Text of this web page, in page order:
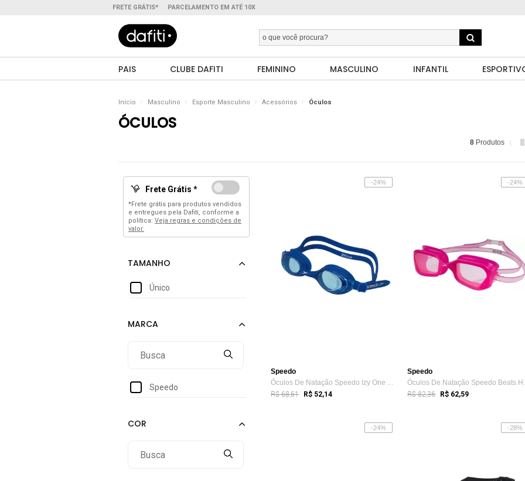
FRETE GRÁTIS* PARCELAMENTO EM ATÉ 10X
PAIS CLUBE DAFITI FEMININO MASCULINO INFANTIL
Início Masculino Esporte Masculino Acessórios Óculos
ÓCULOS
8 Produtos
Frete Grátis *
*Frete grátis para produtos vendidos
e entregues pela Dafiti, conforme a
política: Veja regras e condições de
valor.
Único
Speedo
-24%
Speedo
Óculos De Natação Speedo Izy One Azul/Azul Azul
R$ 68,61 R$ 52,14
-24%
Speedo
R$ 82,36 R$ 62,59
-24% -28%